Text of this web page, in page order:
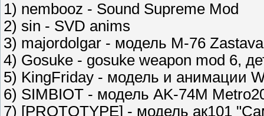
1) nembooz - Sound Supreme Mod
2) sin - SVD anims
3) majordolgar - модель M-76
4) Gosuke - gosuke weapon mod 6,
5) KingFriday - модель и анимации
6) SIMBIOT - модель AK-74M
7) [PROTOTYPE] - модель ак101